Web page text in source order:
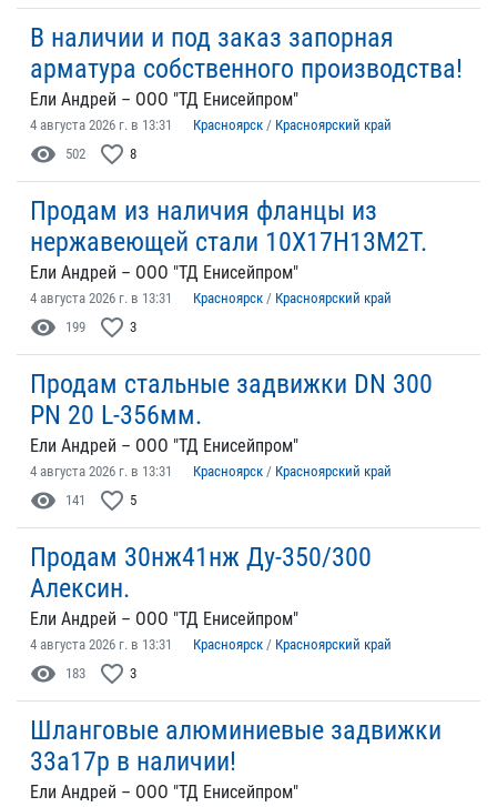
В наличии и под заказ запорная
арматура собственного производства!
Ели Андрей – ООО "ТД Енисейпром"
4 августа 2026 г. в 13:31 Красноярск / Красноярский край
visibility 502 favorite_border 8
Продам из наличия фланцы из
нержавеющей стали 10Х17Н13М2Т.
Ели Андрей – ООО "ТД Енисейпром"
4 августа 2026 г. в 13:31 Красноярск / Красноярский край
visibility 199 favorite_border 3
Продам стальные задвижки DN 300
PN 20 L-356мм.
Ели Андрей – ООО "ТД Енисейпром"
4 августа 2026 г. в 13:31 Красноярск / Красноярский край
visibility 141 favorite_border 5
Продам 30нж41нж Ду-350/300
Алексин.
Ели Андрей – ООО "ТД Енисейпром"
4 августа 2026 г. в 13:31 Красноярск / Красноярский край
visibility 183 favorite_border 3
Шланговые алюминиевые задвижки
33а17р в наличии!
Ели Андрей – ООО "ТД Енисейпром"